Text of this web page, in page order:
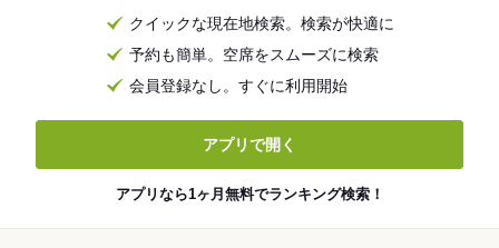
クイックな現在地検索。検索が快適に
予約も簡単。空席をスムーズに検索
会員登録なし。すぐに利用開始
アプリで開く
アプリなら1ヶ月無料でランキング検索！